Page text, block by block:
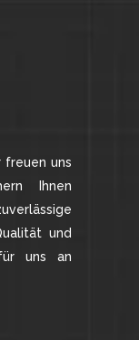
freuen uns
Ihnen
und
uns an